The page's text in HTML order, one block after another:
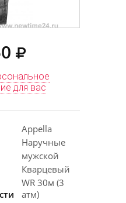
для вас
Appella
Наручные
мужской
Кварцевый
WR 30м (3
атм)